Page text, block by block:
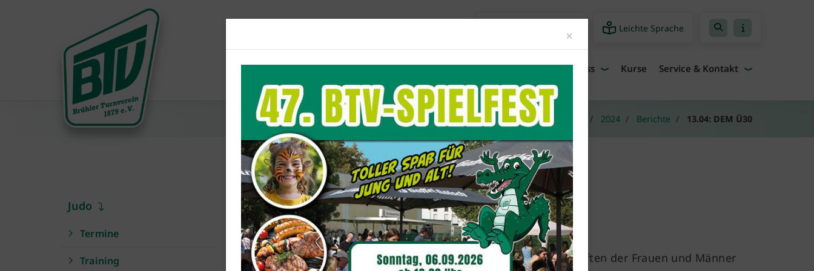
Leichte Sprache
Unser Verein Aktuelles Sportangebote Fitness Kurse Service & Kontakt
Du befindest dich hier: Sportangebote Judo 2024 Berichte 13.04: DEM Ü30
DEM Ü30 | EC U21 in Polen
Beim und Kretschmer Deutsche Einzelmeister!
Am 13. April fanden am Nürburgring die Deutschen Meisterschaften der Frauen und Männer
Judo
Termine
Training
× Close